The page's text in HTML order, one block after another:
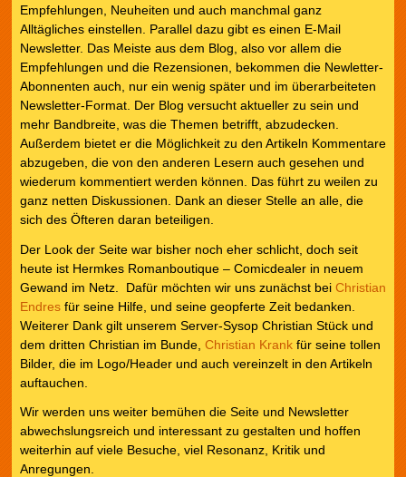
Empfehlungen, Neuheiten und auch manchmal ganz
Alltägliches einstellen. Parallel dazu gibt es einen E-Mail
Newsletter. Das Meiste aus dem Blog, also vor allem die
Empfehlungen und die Rezensionen, bekommen die Newletter-
Abonnenten auch, nur ein wenig später und im überarbeiteten
Newsletter-Format. Der Blog versucht aktueller zu sein und
mehr Bandbreite, was die Themen betrifft, abzudecken.
Außerdem bietet er die Möglichkeit zu den Artikeln Kommentare
abzugeben, die von den anderen Lesern auch gesehen und
wiederum kommentiert werden können. Das führt zu weilen zu
ganz netten Diskussionen. Dank an dieser Stelle an alle, die
sich des Öfteren daran beteiligen.
Der Look der Seite war bisher noch eher schlicht, doch seit
heute ist Hermkes Romanboutique – Comicdealer in neuem
Gewand im Netz. Dafür möchten wir uns zunächst bei Christian
Endresfür seine Hilfe, und seine geopferte Zeit bedanken.
Weiterer Dank gilt unserem Server-Sysop Christian Stück und
dem dritten Christian im Bunde, Christian Krankfür seine tollen
Bilder, die im Logo/Header und auch vereinzelt in den Artikeln
auftauchen.
Wir werden uns weiter bemühen die Seite und Newsletter
abwechslungsreich und interessant zu gestalten und hoffen
weiterhin auf viele Besuche, viel Resonanz, Kritik und
Anregungen.